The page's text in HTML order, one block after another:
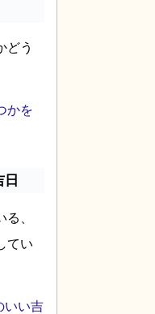
どう
かを
、
てい
いい吉